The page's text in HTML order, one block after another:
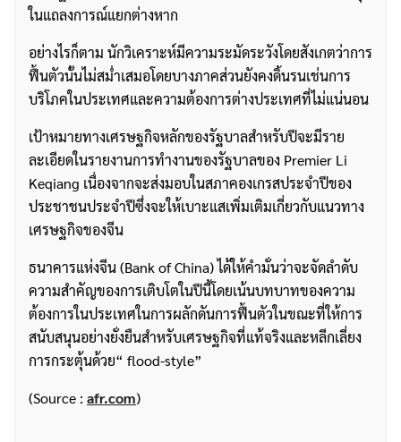
ในแถลงการณ์แยกต่างหาก
อย่างไรก็ตาม นักวิเคราะห์มีความระมัดระวังโดยสังเกตว่าการ
ฟื้นตัวนั้นไม่สม่ำเสมอโดยบางภาคส่วนยังคงดิ้นรนเช่นการ
บริโภคในประเทศและความต้องการต่างประเทศที่ไม่แน่นอน
เป้าหมายทางเศรษฐกิจหลักของรัฐบาลสำหรับปีจะมีราย
ละเอียดในรายงานการทำงานของรัฐบาลของ Premier Li
Keqiang เนื่องจากจะส่งมอบในสภาคองเกรสประจำปีของ
ประชาชนประจำปีซึ่งจะให้เบาะแสเพิ่มเติมเกี่ยวกับแนวทาง
เศรษฐกิจของจีน
ธนาคารแห่งจีน (Bank of China) ได้ให้คำมั่นว่าจะจัดลำดับ
ความสำคัญของการเติบโตในปีนี้โดยเน้นบทบาทของความ
ต้องการในประเทศในการผลักดันการฟื้นตัวในขณะที่ให้การ
สนับสนุนอย่างยั่งยืนสำหรับเศรษฐกิจที่แท้จริงและหลีกเลี่ยง
การกระตุ้นด้วย“ flood-style”
(Source : afr.com)